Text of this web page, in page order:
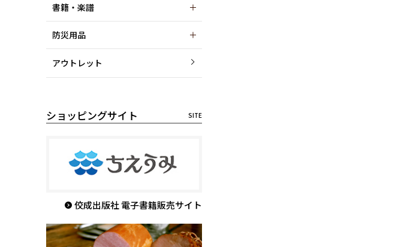
書籍・楽譜
防災用品
アウトレット
ショッピングサイト
佼成出版社 電子書籍販売サイト